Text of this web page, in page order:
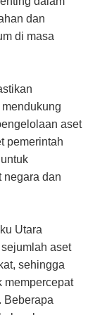
dan
di masa
aset
pemerintah
negara dan
Utara
aset
sehingga
mempercepat
Beberapa